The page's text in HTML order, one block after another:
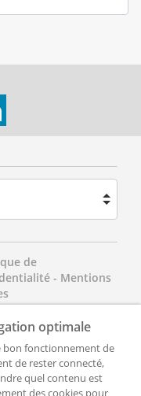
de
- Mentions
optimale
bon fonctionnement de
de rester connecté,
quel contenu est
des cookies pour